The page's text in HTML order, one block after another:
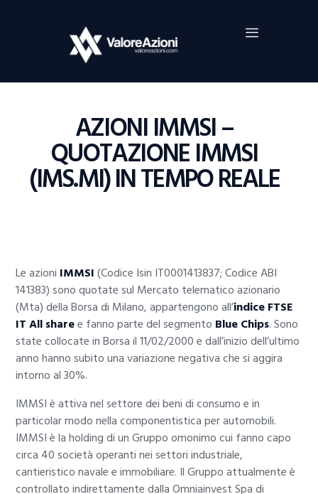
AZIONI IMMSI –
QUOTAZIONE IMMSI
(IMS.MI) IN TEMPO REALE
Home
Investimenti
Borsa
Guide Al Trading
Criptovalute
Le azioni IMMSI(Codice Isin IT0001413837; Codice ABI
141383) sono quotate sul Mercato telematico azionario
(Mta) della Borsa di Milano, appartengono all’indice FTSE
IT All sharee fanno parte del segmento Blue Chips. Sono
state collocate in Borsa il 11/02/2000 e dall’inizio dell’ultimo
anno hanno subito una variazione negativa che si aggira
intorno al 30%.
IMMSI è attiva nel settore dei beni di consumo e in
particolar modo nella componentistica per automobili.
IMMSI è la holding di un Gruppo omonimo cui fanno capo
circa 40 società operanti nei settori industriale,
cantieristico navale e immobiliare. Il Gruppo attualmente è
controllato indirettamente dalla Omniainvest Spa di